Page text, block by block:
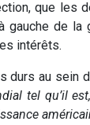
que les
de la
intérêts.
durs au
tel qu’il